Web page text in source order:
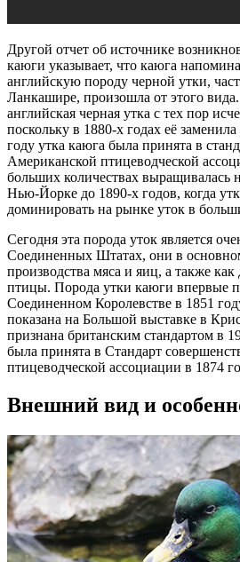
Другой отчет об источнике
каюги указывает, что каюга
английскую породу черной утки,
Ланкашире, произошла от этого
английская черная утка с тех пор
поскольку в 1880-х годах её
году утка каюга была принята в
Американской птицеводческой
больших количествах выращивалась
Нью-Йорке до 1890-х годов, когда
доминировать на рынке уток в
Сегодня эта порода уток является
Соединенных Штатах, они в
производства мяса и яиц, а также
птицы. Порода утки каюги впервые
Соединенном Королевстве в 1851
показана на Большой выставке в
признана британским стандартом в
была принята в Стандарт
птицеводческой ассоциации в 1874
Внешний вид и